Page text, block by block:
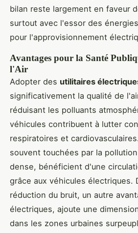
bilan reste largement en faveur
surtout avec l'essor des
pour l'approvisionnement
Avantages pour la Santé
l'Air
Adopter des utilitaires
significativement la qualité de
réduisant les polluants
véhicules contribuent à lutter
respiratoires et
souvent touchées par la
dense, bénéficient d'une
grâce aux véhicules électriques.
réduction du bruit, un autre
électriques, ajoute une
dans les zones urbaines